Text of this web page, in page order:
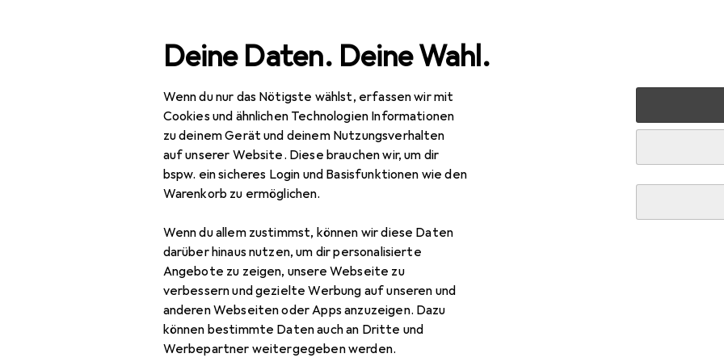
Deine Daten. Deine Wahl.
Wenn du nur das Nötigste wählst, erfassen wir mit
Cookies und ähnlichen Technologien Informationen
zu deinem Gerät und deinem Nutzungsverhalten
auf unserer Website. Diese brauchen wir, um dir
bspw. ein sicheres Login und Basisfunktionen wie den
Warenkorb zu ermöglichen.
Wenn du allem zustimmst, können wir diese Daten
darüber hinaus nutzen, um dir personalisierte
Angebote zu zeigen, unsere Webseite zu
verbessern und gezielte Werbung auf unseren und
anderen Webseiten oder Apps anzuzeigen. Dazu
können bestimmte Daten auch an Dritte und
Werbepartner weitergegeben werden.
Navigation nach Kategorien Gesamtsortiment IT + Multimedia Audio